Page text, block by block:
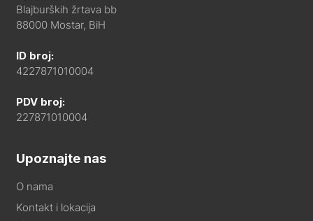
Blajburških žrtava bb
88000 Mostar, BiH
ID broj:
4227871010004
PDV broj:
227871010004
Upoznajte nas
O nama
Kontakt i lokacija